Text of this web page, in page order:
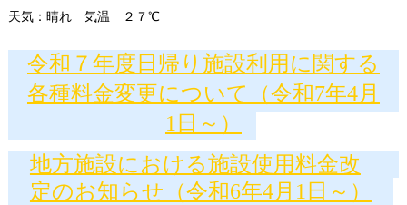
天気：晴れ 気温 ２７℃
令和７年度日帰り施設利用に関する
各種料金変更について（令和7年4月
1日～）
地方施設における施設使用料金改
定のお知らせ（令和6年4月1日～）